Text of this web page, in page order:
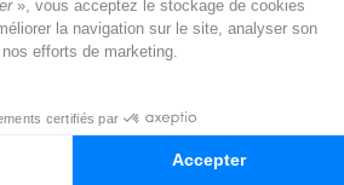
Rezé (6)
Escoublac(3)